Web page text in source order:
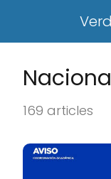
169 articles